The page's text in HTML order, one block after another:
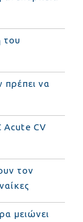
του
να
Acute CV
τον
μειώνει